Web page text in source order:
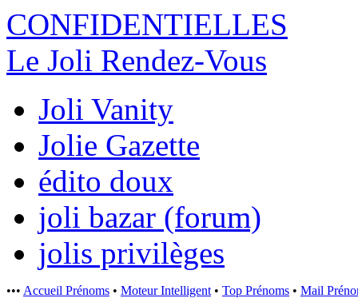
CONFIDENTIELLES
Le Joli Rendez-Vous
Joli Vanity
Jolie Gazette
édito doux
joli bazar (forum)
jolis privilèges
••• Accueil Prénoms • Moteur Intelligent • Top Prénoms • Mail